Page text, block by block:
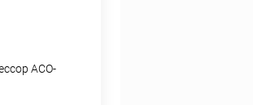
АСО-